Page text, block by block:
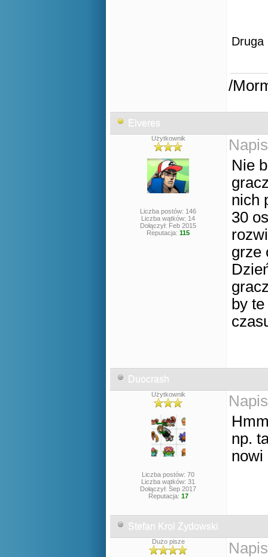
Druga
/
Elveres
Użytkownik
Liczba postów: 146
Liczba wątków: 14
Dołączył: Feb 2015
Reputacja: 115
Nie
nich
30
grze
by
Duocrash
Użytkownik
Liczba postów: 70
Liczba wątków: 31
Dołączył: Sep 2017
Reputacja: 17
np.
nowi
Stefan Krol Zydowski
Dużo pisze